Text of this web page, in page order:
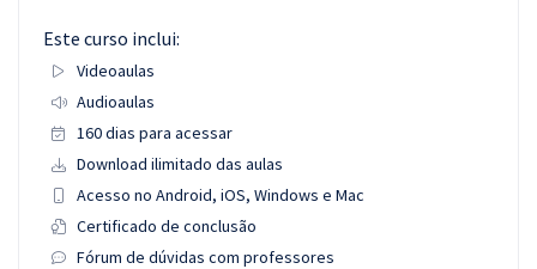
Este curso inclui:
Videoaulas
Audioaulas
160 dias para acessar
Download ilimitado das aulas
Acesso no Android, iOS, Windows e Mac
Certificado de conclusão
Fórum de dúvidas com professores